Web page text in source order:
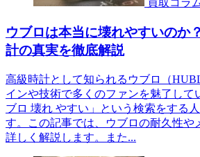
買取コラ
ウブロは本当に壊れやすいのか
計の真実を徹底解説
高級時計として知られるウブロ（
インや技術で多くのファンを魅了して
ブロ 壊れ やすい」という検索をする
す。この記事では、ウブロの耐久性や
詳しく解説します。また...